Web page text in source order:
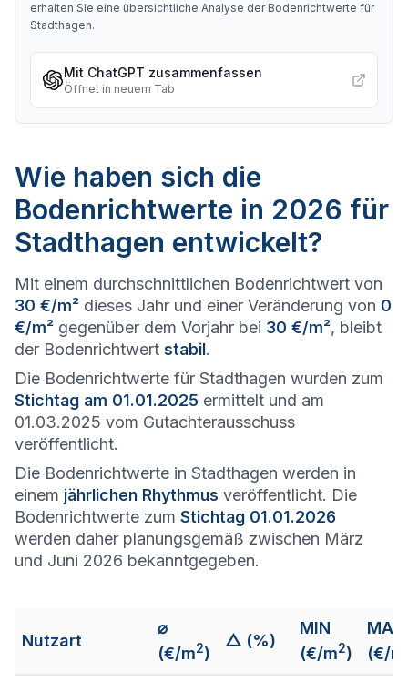
erhalten Sie eine übersichtliche Analyse der Bodenrichtwerte für
Stadthagen.
Mit ChatGPT zusammenfassen
Öffnet in neuem Tab
Wie haben sich die
Bodenrichtwerte in 2026 für
Stadthagen entwickelt?
Mit einem durchschnittlichen Bodenrichtwert von
30 €/m² dieses Jahr und einer Veränderung von 0
€/m² gegenüber dem Vorjahr bei 30 €/m², bleibt
der Bodenrichtwert stabil.
Die Bodenrichtwerte für Stadthagen wurden zum
Stichtag am 01.01.2025 ermittelt und am
01.03.2025 vom Gutachterausschuss
veröffentlicht.
Die Bodenrichtwerte in Stadthagen werden in
einem jährlichen Rhythmus veröffentlicht. Die
Bodenrichtwerte zum Stichtag 01.01.2026
werden daher planungsgemäß zwischen März
und Juni 2026 bekanntgegeben.
Nutzart
⌀
(€/m2)
△ (%)
MIN
(€/m2)
MAX
(€/m